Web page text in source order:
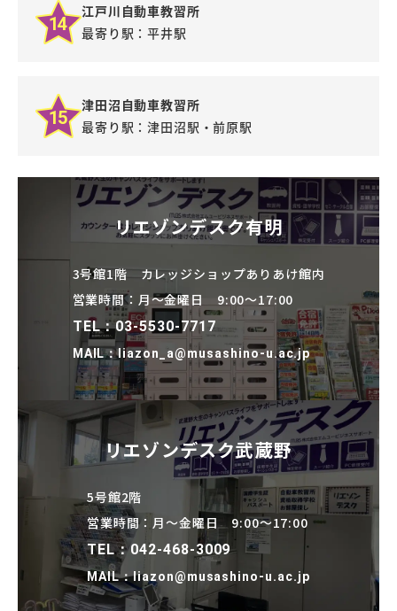
14
江戸川自動車教習所
最寄り駅：平井駅
15
津田沼自動車教習所
最寄り駅：津田沼駅・前原駅
リエゾンデスク有明
3号館1階 カレッジショップありあけ館内
営業時間：月～金曜日 9:00～17:00
TEL：03-5530-7717
MAIL：liazon_a@musashino-u.ac.jp
リエゾンデスク武蔵野
5号館2階
営業時間：月～金曜日 9:00～17:00
TEL：042-468-3009
MAIL：liazon@musashino-u.ac.jp